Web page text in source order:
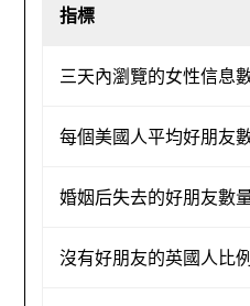
指標
三天內瀏覽的女性信息
每個美國人平均好朋友
婚姻后失去的好朋友數
沒有好朋友的英國人比例